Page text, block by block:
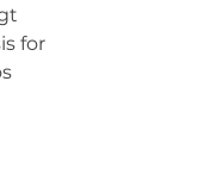
for